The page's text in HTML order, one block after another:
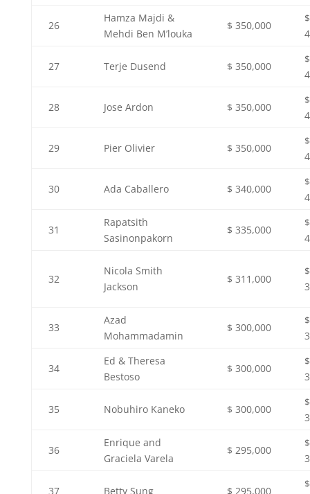
26
Hamza Majdi &
Mehdi Ben M’louka
$ 350,000
$
27 Terje Dusend $ 350,000
$
28 Jose Ardon $ 350,000
$
29 Pier Olivier $ 350,000
$
30 Ada Caballero $ 340,000
$
31
Rapatsith
Sasinonpakorn
$ 335,000
$
32
Nicola Smith
Jackson
$ 311,000
$
33
Azad
Mohammadamin
$ 300,000
$
34
Ed & Theresa
Bestoso
$ 300,000
$
35 Nobuhiro Kaneko $ 300,000
$
36
Enrique and
Graciela Varela
$ 295,000
$
37 Betty Sung $ 295,000
$